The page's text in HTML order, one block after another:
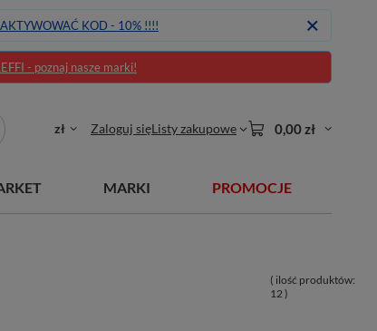
KOD - 10% !!!!
- poznaj nasze marki!
zł Zaloguj sięListy zakupowe 0,00 zł
MARKI PROMOCJE
( ilość produktów:
12 )